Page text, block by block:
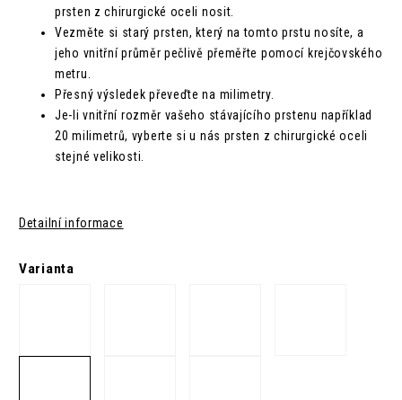
prsten z chirurgické oceli nosit.
Vezměte si starý prsten, který na tomto prstu nosíte, a
jeho vnitřní průměr pečlivě přeměřte pomocí krejčovského
metru.
Přesný výsledek převeďte na milimetry.
Je-li vnitřní rozměr vašeho stávajícího prstenu například
20 milimetrů, vyberte si u nás prsten z chirurgické oceli
stejné velikosti.
Detailní informace
Varianta